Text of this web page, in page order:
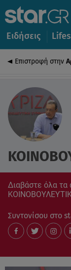
Ειδήσεις
Επιστροφή στην
Διαβάστε όλα τα
Συντονίσου στο